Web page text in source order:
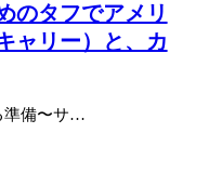
のタフでアメリ
ャリー）と、カ
準備〜サ…